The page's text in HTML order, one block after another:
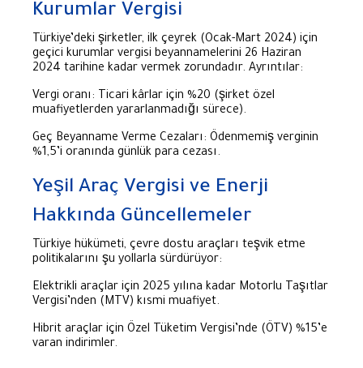
Kurumlar Vergisi
Türkiye’deki şirketler, ilk çeyrek (Ocak-Mart 2024) için
geçici kurumlar vergisi beyannamelerini 26 Haziran
2024 tarihine kadar vermek zorundadır. Ayrıntılar:
Vergi oranı: Ticari kârlar için %20 (şirket özel
muafiyetlerden yararlanmadığı sürece).
Geç Beyanname Verme Cezaları: Ödenmemiş verginin
%1,5’i oranında günlük para cezası.
Yeşil Araç Vergisi ve Enerji
Hakkında Güncellemeler
Türkiye hükümeti, çevre dostu araçları teşvik etme
politikalarını şu yollarla sürdürüyor:
Elektrikli araçlar için 2025 yılına kadar Motorlu Taşıtlar
Vergisi’nden (MTV) kısmi muafiyet.
Hibrit araçlar için Özel Tüketim Vergisi’nde (ÖTV) %15’e
varan indirimler.